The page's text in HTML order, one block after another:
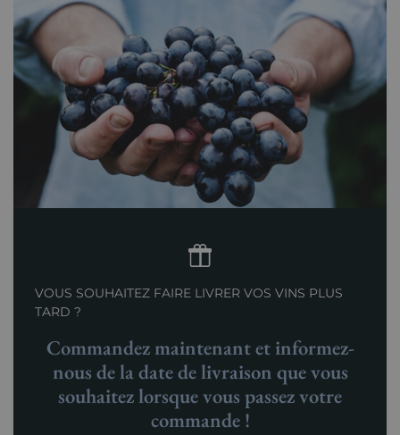
VOUS SOUHAITEZ FAIRE LIVRER VOS VINS PLUS
TARD ?
Commandez maintenant et informez-
nous de la date de livraison que vous
souhaitez lorsque vous passez votre
commande !